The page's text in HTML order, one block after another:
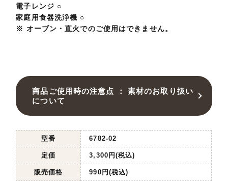
電子レンジ ○
家庭用食器洗浄機 ○
※ オーブン・直火でのご使用はできません。
商品ご使用時の注意点 ： 素材のお取り扱い
について
型番 6782-02
定価 3,300円(税込)
販売価格 990円(税込)